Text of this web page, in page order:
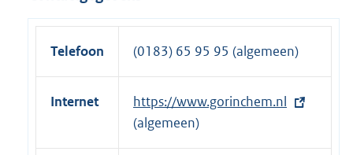
Telefoon (0183) 65 95 95 (algemeen)
Internet
E
x
t
https://www.gorinchem.nl
(algemeen)